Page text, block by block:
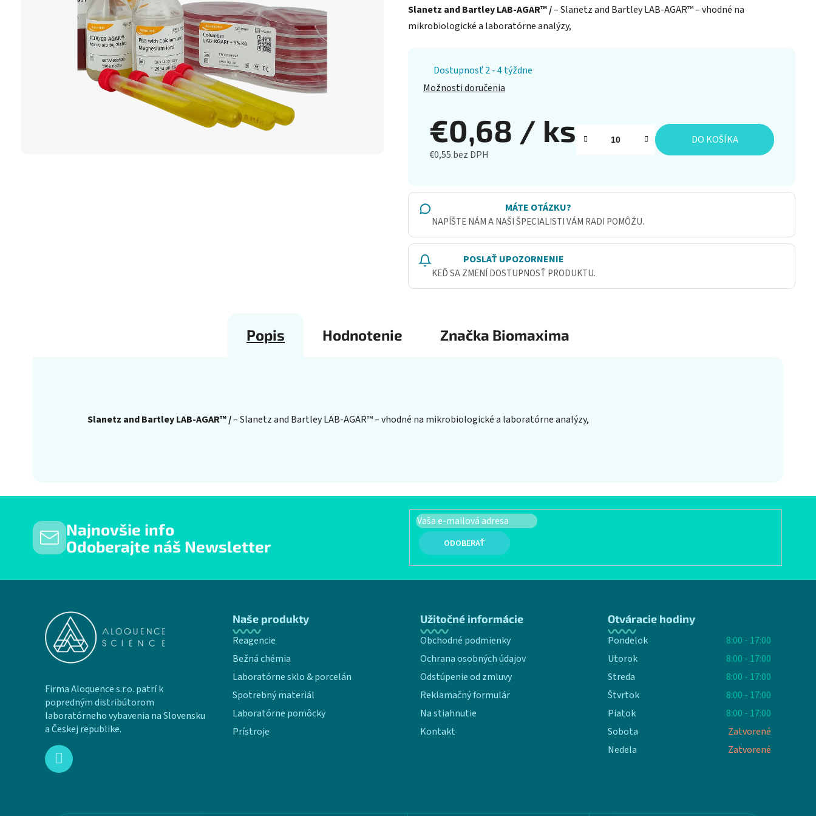
Slanetz and Bartley LAB-AGAR™ /– Slanetz and Bartley LAB-AGAR™ – vhodné na
mikrobiologické a laboratórne analýzy,
Dostupnosť 2 - 4 týždne
Možnosti doručenia
€0,68 / ks
€0,55 bez DPH
DO KOŠÍKA
MÁTE OTÁZKU?
NAPÍŠTE NÁM A NAŠI ŠPECIALISTI VÁM RADI POMÔŽU.
POSLAŤ UPOZORNENIE
KEĎ SA ZMENÍ DOSTUPNOSŤ PRODUKTU.
Popis Hodnotenie Značka Biomaxima
Slanetz and Bartley LAB-AGAR™ /– Slanetz and Bartley LAB-AGAR™ – vhodné na mikrobiologické a laboratórne analýzy,
Najnovšie info
Odoberajte náš Newsletter
PRIHLÁSIŤ SA
Firma Aloquence s.r.o. patrí k
popredným distribútorom
laboratórneho vybavenia na Slovensku
a Českej republike.
Naše produkty
Reagencie
Bežná chémia
Laboratórne sklo & porcelán
Spotrebný materiál
Laboratórne pomôcky
Prístroje
Užitočné informácie
Obchodné podmienky
Ochrana osobných údajov
Odstúpenie od zmluvy
Reklamačný formulár
Na stiahnutie
Kontakt
Otváracie hodiny
Pondelok
8:00 - 17:00
Utorok
8:00 - 17:00
Streda
8:00 - 17:00
Štvrtok
8:00 - 17:00
Piatok
8:00 - 17:00
Sobota
Zatvorené
Nedela
Zatvorené